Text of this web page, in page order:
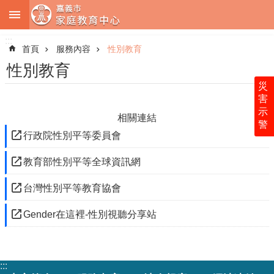
跳到主要內容區塊
階
尋
中
心
介
服
務
內
容
災
害
示
警
:::
首頁 服務內容 性別教育
性別教育
相關連結
行政院性別平等委員會
教育部性別平等全球資訊網
台灣性別平等教育協會
Gender在這裡-性別視聽分享站
:::